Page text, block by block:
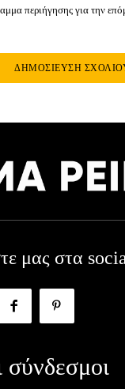
περιήγησης για την
μας στα
σύνδεσμοι